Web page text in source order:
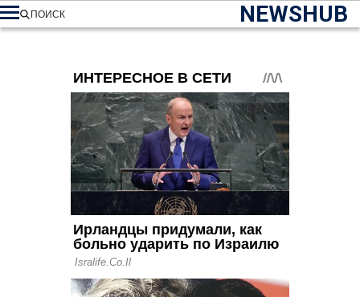
NEWSHUB
ПОИСК